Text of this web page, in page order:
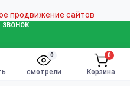
смотрели
0
Корзина
0
продвижение сайтов
ЗВОНОК